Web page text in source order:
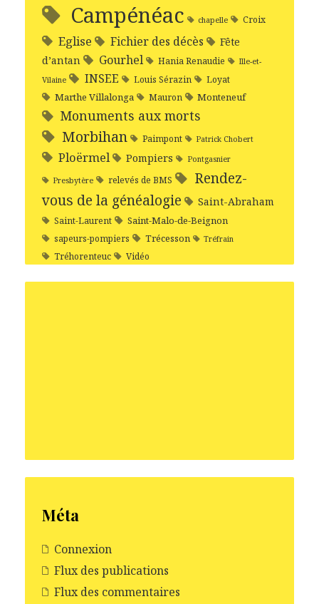
Campénéac chapelle Croix
Eglise Fichier des décès
Fête
d’antan
Gourhel Hania Renaudie
Ille-et-
Vilaine
INSEE Louis Sérazin Loyat
Marthe Villalonga Mauron Monteneuf
Monuments aux morts
Morbihan Paimpont Patrick Chobert
Ploërmel Pompiers Pontgasnier
Presbytère relevés de BMS
Rendez-
vous de la généalogie
Saint-Abraham
Saint-Laurent Saint-Malo-de-Beignon
sapeurs-pompiers Trécesson Tréfrain
Tréhorenteuc Vidéo
Méta
Connexion
Flux des publications
Flux des commentaires